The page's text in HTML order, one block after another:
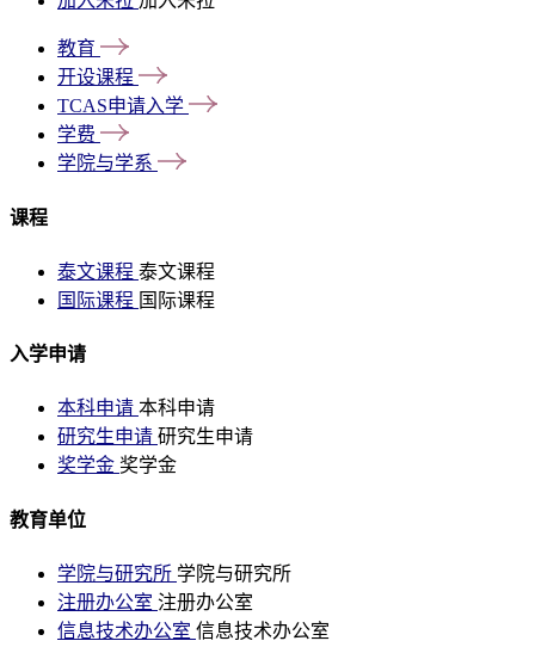
教育
开设课程
TCAS申请入学
学费
学院与学系
课程
泰文课程 泰文课程
国际课程 国际课程
入学申请
本科申请 本科申请
研究生申请 研究生申请
奖学金 奖学金
教育单位
学院与研究所 学院与研究所
注册办公室 注册办公室
信息技术办公室 信息技术办公室